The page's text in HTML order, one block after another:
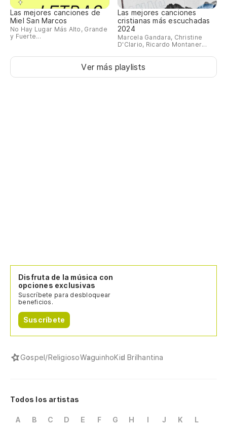
Las mejores canciones de
Miel San Marcos
No Hay Lugar Más Alto, Grande
y Fuerte...
Las mejores canciones
cristianas más escuchadas
2024
Marcela Gandara, Christine
D'Clario, Ricardo Montaner...
Ver más playlists
Disfruta de la música con
opciones exclusivas
Suscríbete para desbloquear
beneficios.
Suscríbete
Gospel/ReligiosoWaguinhoKid Brilhantina
Todos los artistas
A B C D E F G H I J K
L